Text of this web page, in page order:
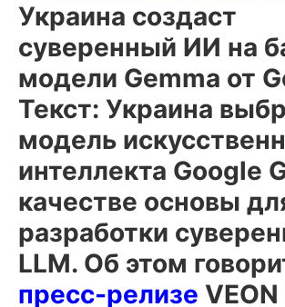
Украина создаст
суверенный ИИ на
модели Gemma от
Текст: Украина
модель
интеллекта Google
качестве основы
разработки
LLM. Об этом
пресс-релизе